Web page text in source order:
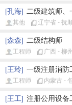
[孔海] 二级建筑师
其他
辽宁省 - 抚
[森森] 二级结构师
工程师
广西 - 柳州
[王玲] 一级注册消防
工程师
内蒙古 -
[王工] 注册公用设备